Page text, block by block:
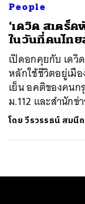
People
‘เดวิด สเตร็
ในวันที่คนไท
เปิดอกคุยกับ เดวิ
หลักใช้ชีวิตอยู่เมื
เย็น อคติของคน
ม.112 และสำนักข่
โดยวีรวรรธน์ สมนึก